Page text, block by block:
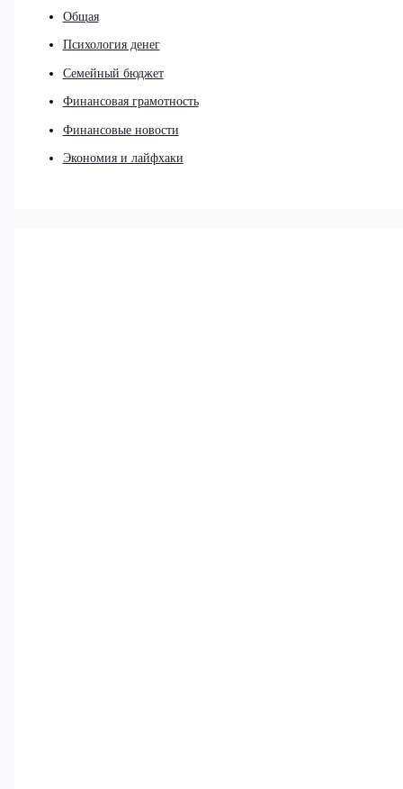
Общая
Психология денег
Семейный бюджет
Финансовая грамотность
Финансовые новости
Экономия и лайфхаки